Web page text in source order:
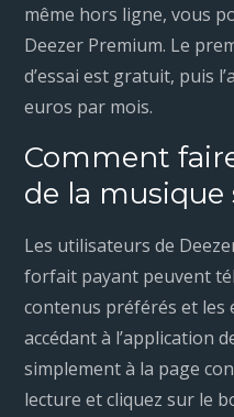
même hors ligne, vous
Deezer Premium. Le
d’essai est gratuit, puis
euros par mois.
Comment
de la musique
Les utilisateurs de
forfait payant peuvent
contenus préférés et les
accédant à l’application
simplement à la page
lecture et cliquez sur le